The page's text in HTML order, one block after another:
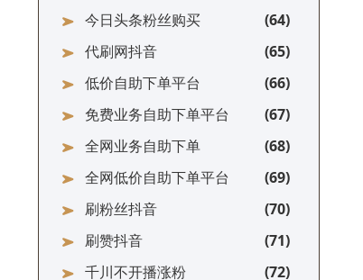
今日头条粉丝购买
代刷网抖音
低价自助下单平台
免费业务自助下单平台
全网业务自助下单
全网低价自助下单平台
刷粉丝抖音
刷赞抖音
千川不开播涨粉